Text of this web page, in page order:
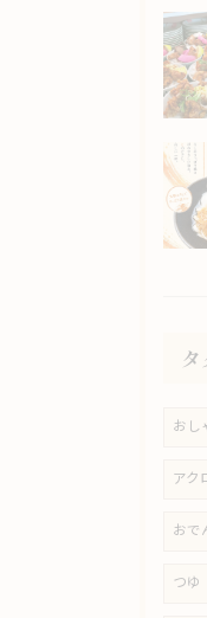
おし
アク
おで
つゆ